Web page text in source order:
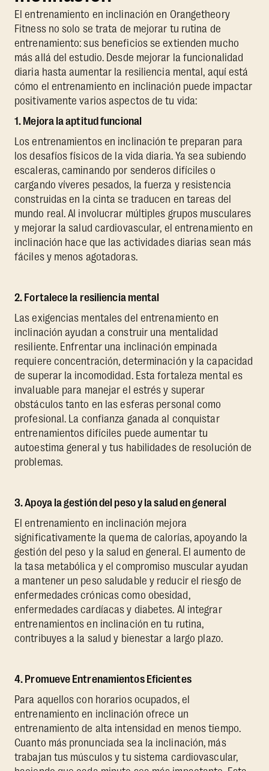
El entrenamiento en inclinación en Orangetheory
Fitness no solo se trata de mejorar tu rutina de
entrenamiento: sus beneficios se extienden mucho
más allá del estudio. Desde mejorar la funcionalidad
diaria hasta aumentar la resiliencia mental, aquí está
cómo el entrenamiento en inclinación puede impactar
positivamente varios aspectos de tu vida:
1. Mejora la aptitud funcional
Los entrenamientos en inclinación te preparan para
los desafíos físicos de la vida diaria. Ya sea subiendo
escaleras, caminando por senderos difíciles o
cargando víveres pesados, la fuerza y resistencia
construidas en la cinta se traducen en tareas del
mundo real. Al involucrar múltiples grupos musculares
y mejorar la salud cardiovascular, el entrenamiento en
inclinación hace que las actividades diarias sean más
fáciles y menos agotadoras.
2. Fortalece la resiliencia mental
Las exigencias mentales del entrenamiento en
inclinación ayudan a construir una mentalidad
resiliente. Enfrentar una inclinación empinada
requiere concentración, determinación y la capacidad
de superar la incomodidad. Esta fortaleza mental es
invaluable para manejar el estrés y superar
obstáculos tanto en las esferas personal como
profesional. La confianza ganada al conquistar
entrenamientos difíciles puede aumentar tu
autoestima general y tus habilidades de resolución de
problemas.
3. Apoya la gestión del peso y la salud en general
El entrenamiento en inclinación mejora
significativamente la quema de calorías, apoyando la
gestión del peso y la salud en general. El aumento de
la tasa metabólica y el compromiso muscular ayudan
a mantener un peso saludable y reducir el riesgo de
enfermedades crónicas como obesidad,
enfermedades cardíacas y diabetes. Al integrar
entrenamientos en inclinación en tu rutina,
contribuyes a la salud y bienestar a largo plazo.
4. Promueve Entrenamientos Eficientes
Para aquellos con horarios ocupados, el
entrenamiento en inclinación ofrece un
entrenamiento de alta intensidad en menos tiempo.
Cuanto más pronunciada sea la inclinación, más
trabajan tus músculos y tu sistema cardiovascular,